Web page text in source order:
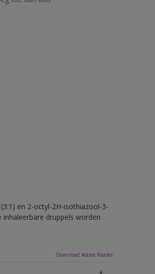
en 2-octyl-2H-isothiazool-3-
druppels worden
Download Adobe Reader